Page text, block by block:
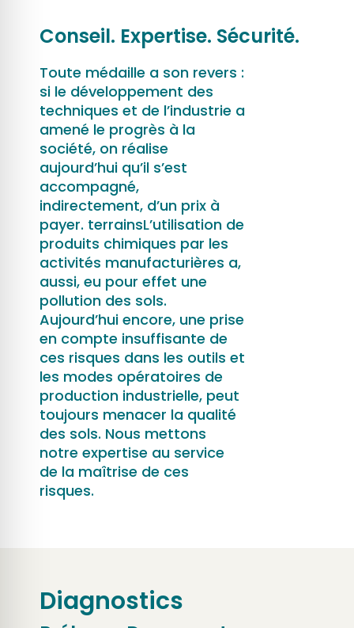
Conseil. Expertise. Sécurité.
Toute médaille a son revers :
si le développement des
techniques et de l’industrie a
amené le progrès à la
société, on réalise
aujourd’hui qu’il s’est
accompagné,
indirectement, d’un prix à
payer. terrainsL’utilisation de
produits chimiques par les
activités manufacturières a,
aussi, eu pour effet une
pollution des sols.
Aujourd’hui encore, une prise
en compte insuffisante de
ces risques dans les outils et
les modes opératoires de
production industrielle, peut
toujours menacer la qualité
des sols. Nous mettons
notre expertise au service
de la maîtrise de ces
risques.
Diagnostics